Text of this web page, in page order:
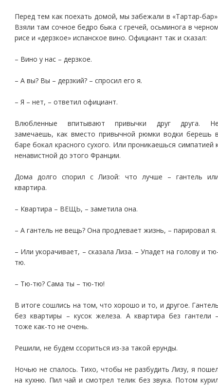
Перед тем как поехать домой, мы забежали в «Тартар-
Взяли там сочное бедро быка с гречей, осьминога в
рисе и «дерзкое» испанское вино. Официант так и сказал:
– Вино у нас – дерзкое.
– А вы? Вы – дерзкий? – спросил его я.
– Я – нет, – ответил официант.
Влюбленные впитывают привычки друг друга.
замечаешь, как вместо привычной рюмки водки берешь
баре бокал красного сухого. Или проникаешься симпатией
ненавистной до этого Франции.
Дома долго спорил с Лизой: что лучше – гантель
квартира.
– Квартира – ВЕЩЬ, – заметила она.
– А гантель не вещь? Она продлевает жизнь, – парировал я.
– Или укорачивает, – сказала Лиза. – Упадет на голову и
тю.
– Тю-тю? Сама ты – тю-тю!
В итоге сошлись на том, что хорошо и то, и другое.
без квартиры – кусок железа. А квартира без гантели
тоже как-то не очень.
Решили, не будем ссориться из-за такой ерунды.
Ночью не спалось. Тихо, чтобы не разбудить Лизу, я
на кухню. Пил чай и смотрел телик без звука. Потом